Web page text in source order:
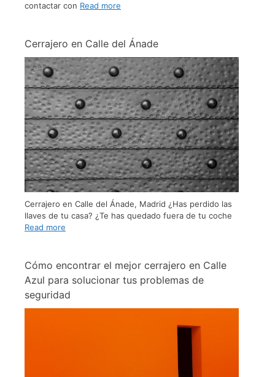
contactar con Read more
Cerrajero en Calle del Ánade
Cerrajero en Calle del Ánade, Madrid ¿Has perdido las
llaves de tu casa? ¿Te has quedado fuera de tu coche
Read more
Cómo encontrar el mejor cerrajero en Calle
Azul para solucionar tus problemas de
seguridad